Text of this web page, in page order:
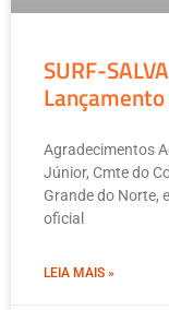
SURF-
Agradecimentos
Júnior, Cmte do
Grande do Norte,
oficial
LEIA MAIS »